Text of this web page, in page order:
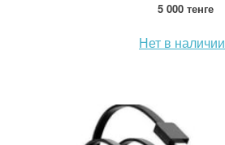
5 000 тенге
Нет в наличии